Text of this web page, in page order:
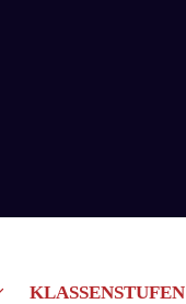
KLASSENSTUFEN